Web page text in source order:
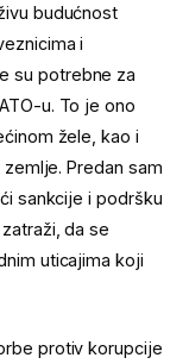
budućnost
i
su potrebne za
u. To je ono
žele, kao i
Predan sam
sankcije i podršku
da se
uticajima koji
protiv korupcije